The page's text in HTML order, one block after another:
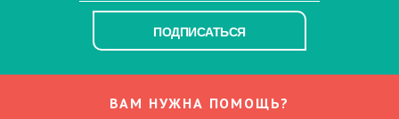
ПОДПИСАТЬСЯ
ВАМ НУЖНА ПОМОЩЬ?